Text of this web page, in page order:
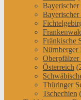
Bayerischer
Bayerischer
Fränkische
Nürnberger
Oberpfälzer
Österreich
Thüringer
Tschechien